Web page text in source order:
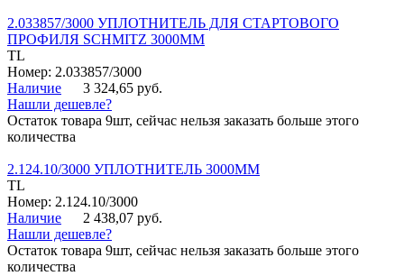
2.033857/3000 УПЛОТНИТЕЛЬ ДЛЯ СТАРТОВОГО
ПРОФИЛЯ SCHMITZ 3000ММ
TL
Номер: 2.033857/3000
Наличие
3 324,65 руб.
Нашли дешевле?
Остаток товара 9шт, сейчас нельзя заказать больше этого
количества
2.124.10/3000 УПЛОТНИТЕЛЬ 3000ММ
TL
Номер: 2.124.10/3000
Наличие
2 438,07 руб.
Нашли дешевле?
Остаток товара 9шт, сейчас нельзя заказать больше этого
количества